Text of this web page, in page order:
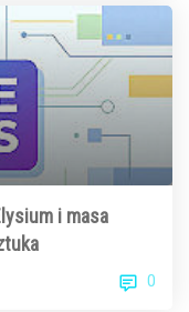
i masa
0